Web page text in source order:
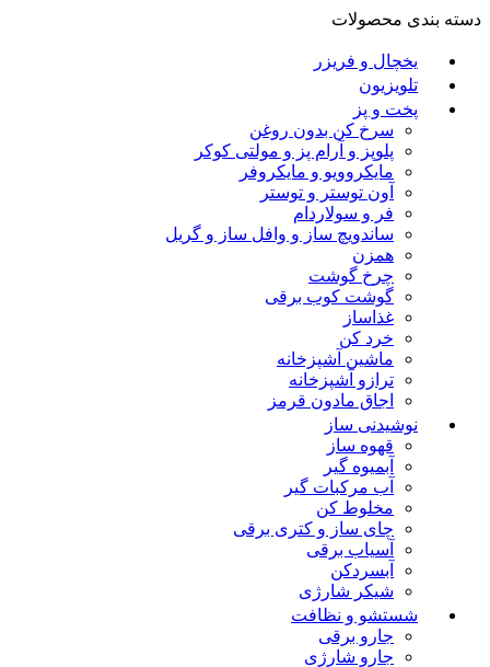
دسته بندی محصولات
یخچال و فریزر
تلویزیون
پخت و پز
سرخ کن بدون روغن
پلوپز و آرام پز و مولتی کوکر
مایکروویو و مایکروفر
آون توستر و توستر
فر و سولاردام
ساندویچ ساز و وافل ساز و گریل
همزن
چرخ گوشت
گوشت کوب برقی
غذاساز
خرد کن
ماشین آشپزخانه
ترازو آشپزخانه
اجاق مادون قرمز
نوشیدنی ساز
قهوه ساز
آبمیوه گیر
آب مرکبات گیر
مخلوط کن
چای ساز و کتری برقی
آسیاب برقی
آبسردکن
شیکر شارژی
شستشو و نظافت
جارو برقی
جارو شارژی